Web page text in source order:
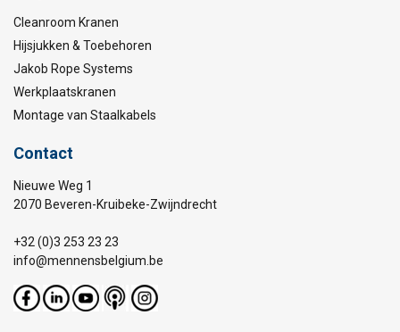
Cleanroom Kranen
Hijsjukken & Toebehoren
Jakob Rope Systems
Werkplaatskranen
Montage van Staalkabels
Contact
Nieuwe Weg 1
2070 Beveren-Kruibeke-Zwijndrecht
+32 (0)3 253 23 23
info@mennensbelgium.be